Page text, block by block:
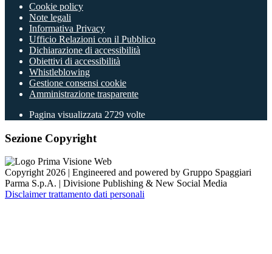
Cookie policy
Note legali
Informativa Privacy
Ufficio Relazioni con il Pubblico
Dichiarazione di accessibilità
Obiettivi di accessibilità
Whistleblowing
Gestione consensi cookie
Amministrazione trasparente
Pagina visualizzata 2729 volte
Sezione Copyright
Copyright 2026 | Engineered and powered by Gruppo Spaggiari
Parma S.p.A. | Divisione Publishing & New Social Media
Disclaimer trattamento dati personali